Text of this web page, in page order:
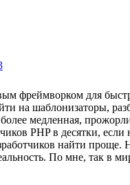
фреймворком для
на шаблонизаторы,
более медленная,
PHP в десятки,
найти
По мне, так в